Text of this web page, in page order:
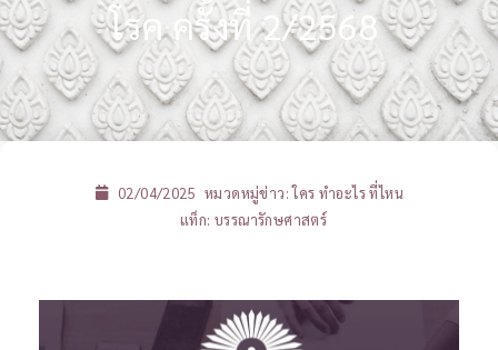
โรค ครั้งที่ 2/2568
02/04/2025 หมวดหมู่ข่าว:ใคร ทำอะไร ที่ไหน
แท็ก: บรรณารักษศาสตร์